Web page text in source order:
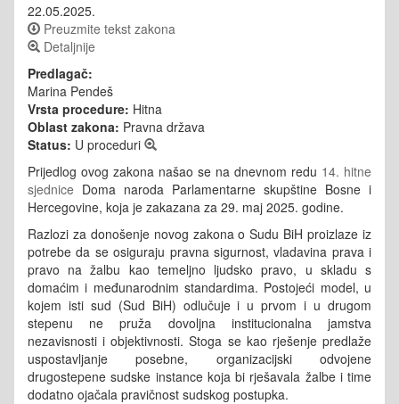
22.05.2025.
Preuzmite tekst zakona
Detaljnije
Predlagač:
Marina Pendeš
Vrsta procedure: Hitna
Oblast zakona: Pravna država
Status: U proceduri
Prijedlog ovog zakona našao se na dnevnom redu 14. hitne
sjednice Doma naroda Parlamentarne skupštine Bosne i
Hercegovine, koja je zakazana za 29. maj 2025. godine.
Razlozi za donošenje novog zakona o Sudu BiH proizlaze iz
potrebe da se osiguraju pravna sigurnost, vladavina prava i
pravo na žalbu kao temeljno ljudsko pravo, u skladu s
domaćim i međunarodnim standardima. Postojeći model, u
kojem isti sud (Sud BiH) odlučuje i u prvom i u drugom
stepenu ne pruža dovoljna institucionalna jamstva
nezavisnosti i objektivnosti. Stoga se kao rješenje predlaže
uspostavljanje posebne, organizacijski odvojene
drugostepene sudske instance koja bi rješavala žalbe i time
dodatno ojačala pravičnost sudskog postupka.